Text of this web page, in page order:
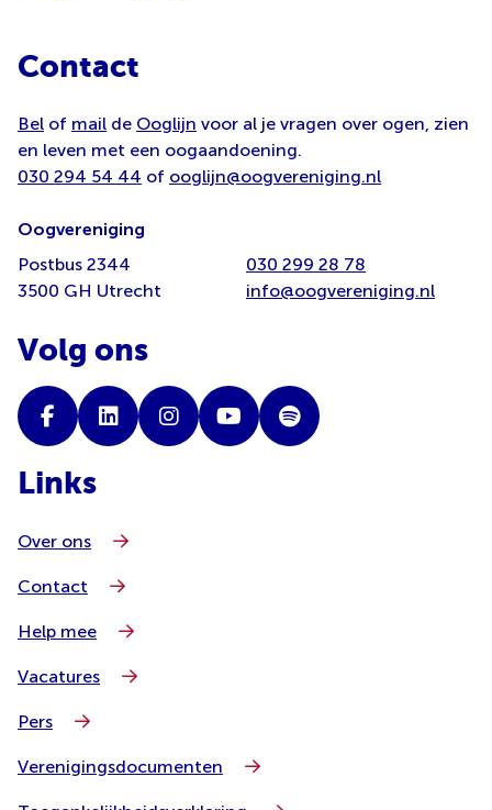
Contact
Bel of mail de Ooglijn voor al je vragen over ogen, zien
en leven met een oogaandoening.
030 294 54 44 of ooglijn@oogvereniging.nl
Oogvereniging
Postbus 2344
3500 GH Utrecht
030 299 28 78
info@oogvereniging.nl
Volg ons
Links
Over ons
Contact
Help mee
Vacatures
Pers
Verenigingsdocumenten